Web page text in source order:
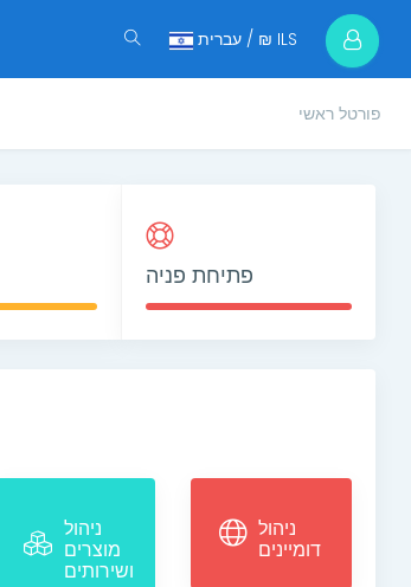
עברית / ₪ ILS
פורטל ראשי
פתיחת פניה
ניהול
מוצרים
ושירותים
ניהול
דומיינים